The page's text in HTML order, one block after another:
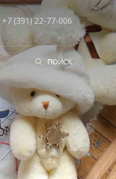
+7 (391) 22-77-006
ПОИСК